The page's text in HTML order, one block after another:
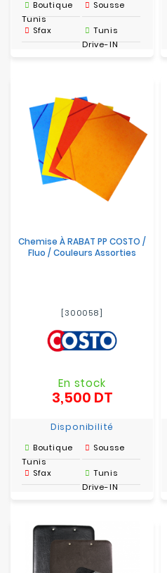
Boutique
Tunis
Sousse
Sfax
Tunis
Drive-IN
Chemise À RABAT PP COSTO /
Fluo / Couleurs Assorties
[300058]
En stock
3,500 DTPrix
Disponibilité
Boutique
Tunis
Sousse
Sfax
Tunis
Drive-IN